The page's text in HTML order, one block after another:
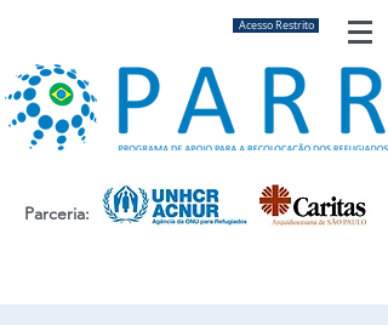
Acesso Restrito
Parceria: